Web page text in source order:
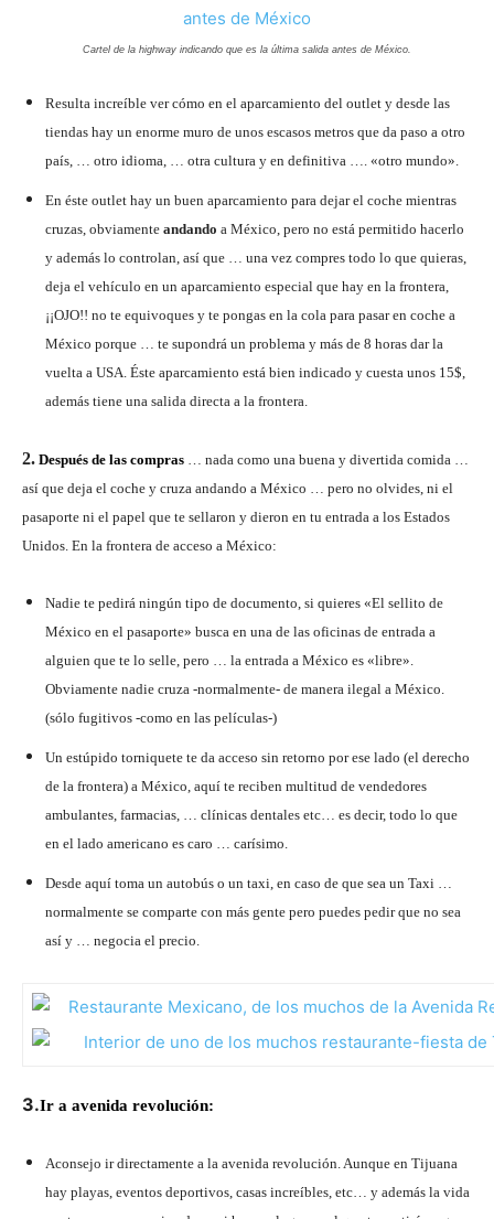
Cartel de la highway indicando que es la última salida antes de México.
Resulta increíble ver cómo en el aparcamiento del outlet y desde las
tiendas hay un enorme muro de unos escasos metros que da paso a otro
país, … otro idioma, … otra cultura y en definitiva …. «otro mundo».
En éste outlet hay un buen aparcamiento para dejar el coche mientras
cruzas, obviamente andando a México, pero no está permitido hacerlo
y además lo controlan, así que … una vez compres todo lo que quieras,
deja el vehículo en un aparcamiento especial que hay en la frontera,
¡¡OJO!! no te equivoques y te pongas en la cola para pasar en coche a
México porque … te supondrá un problema y más de 8 horas dar la
vuelta a USA. Éste aparcamiento está bien indicado y cuesta unos 15$,
además tiene una salida directa a la frontera.
2. Después de las compras … nada como una buena y divertida comida …
así que deja el coche y cruza andando a México … pero no olvides, ni el
pasaporte ni el papel que te sellaron y dieron en tu entrada a los Estados
Unidos. En la frontera de acceso a México:
Nadie te pedirá ningún tipo de documento, si quieres «El sellito de
México en el pasaporte» busca en una de las oficinas de entrada a
alguien que te lo selle, pero … la entrada a México es «libre».
Obviamente nadie cruza -normalmente- de manera ilegal a México.
(sólo fugitivos -como en las películas-)
Un estúpido torniquete te da acceso sin retorno por ese lado (el derecho
de la frontera) a México, aquí te reciben multitud de vendedores
ambulantes, farmacias, … clínicas dentales etc… es decir, todo lo que
en el lado americano es caro … carísimo.
Desde aquí toma un autobús o un taxi, en caso de que sea un Taxi …
normalmente se comparte con más gente pero puedes pedir que no sea
así y … negocia el precio.
3.Ir a avenida revolución:
Aconsejo ir directamente a la avenida revolución. Aunque en Tijuana
hay playas, eventos deportivos, casas increíbles, etc… y además la vida